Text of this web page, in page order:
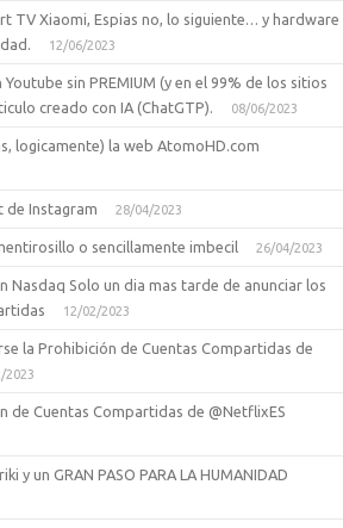
TV Xiaomi, Espias no, lo siguiente… y hardware
12/06/2023
sin PREMIUM (y en el 99% de los sitios
creado con IA (ChatGTP).
08/06/2023
logicamente) la web AtomoHD.com
de Instagram 28/04/2023
o sencillamente imbecil 26/04/2023
Nasdaq Solo un dia mas tarde de anunciar los
12/02/2023
la Prohibición de Cuentas Compartidas de
2023
de Cuentas Compartidas de @NetflixES
y un GRAN PASO PARA LA HUMANIDAD